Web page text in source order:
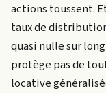
actions toussent.
taux de distribution
quasi nulle sur
protège pas de
locative